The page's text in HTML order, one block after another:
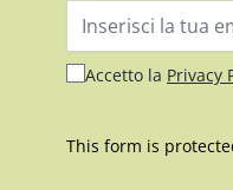
Indirizzo email
Accetto la Privacy
This form is